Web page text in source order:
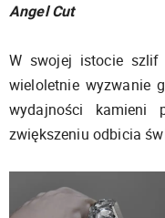
Angel Cut
W swojej istocie szlif
wieloletnie wyzwanie
wydajności kamieni
zwiększeniu odbicia